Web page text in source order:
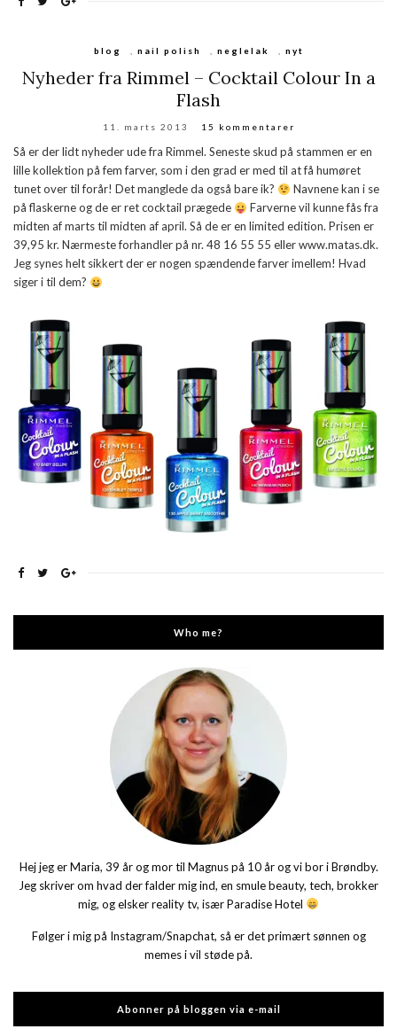
blog nail polish neglelak nyt
Nyheder fra Rimmel – Cocktail Colour In a
Flash
11. marts 2013 15 kommentarer
Så er der lidt nyheder ude fra Rimmel. Seneste skud på stammen er en
lille kollektion på fem farver, som i den grad er med til at få humøret
tunet over til forår! Det manglede da også bare ik?
Navnene kan i se
på flaskerne og de er ret cocktail prægede
Farverne vil kunne fås fra
midten af marts til midten af april. Så de er en limited edition. Prisen er
39,95 kr. Nærmeste forhandler på nr. 48 16 55 55 eller www.matas.dk.
Jeg synes helt sikkert der er nogen spændende farver imellem! Hvad
siger i til dem?
Who me?
Hej jeg er Maria, 39 år og mor til Magnus på 10 år og vi bor i Brøndby.
Jeg skriver om hvad der falder mig ind, en smule beauty, tech, brokker
mig, og elsker reality tv, især Paradise Hotel
Følger i mig på Instagram/Snapchat, så er det primært sønnen og
memes i vil støde på.
Abonner på bloggen via e-mail